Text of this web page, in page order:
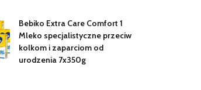
Bebiko Extra Care Comfort 1
Mleko specjalistyczne przeciw
kolkom i zaparciom od
urodzenia 7x350g